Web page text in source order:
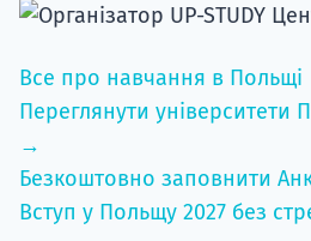
Все про навчання в
Переглянути університети
→
Безкоштовно заповнити
Вступ у Польщу 2027 без